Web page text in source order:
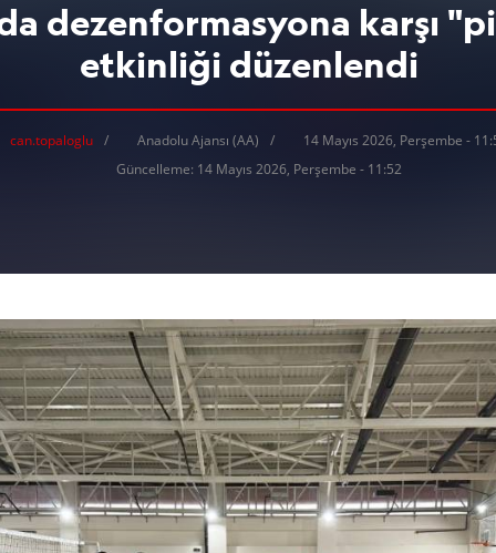
dezenformasyona karşı
etkinliği düzenlendi
can.topaloglu Anadolu Ajansı (AA)
14 Mayıs 2026, Perşembe -
Güncelleme: 14 Mayıs 2026, Perşembe - 11:52